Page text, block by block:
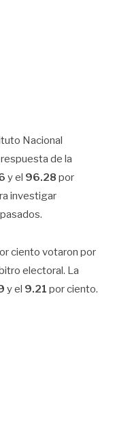
Nacional
de la
y el 96.28 por
investigar
ciento votaron por
electoral. La
y el 9.21 por ciento.